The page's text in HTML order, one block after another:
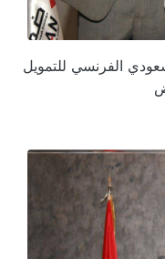
الفرنسي للتمويل